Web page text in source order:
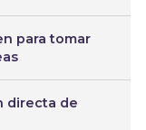
para tomar
directa de